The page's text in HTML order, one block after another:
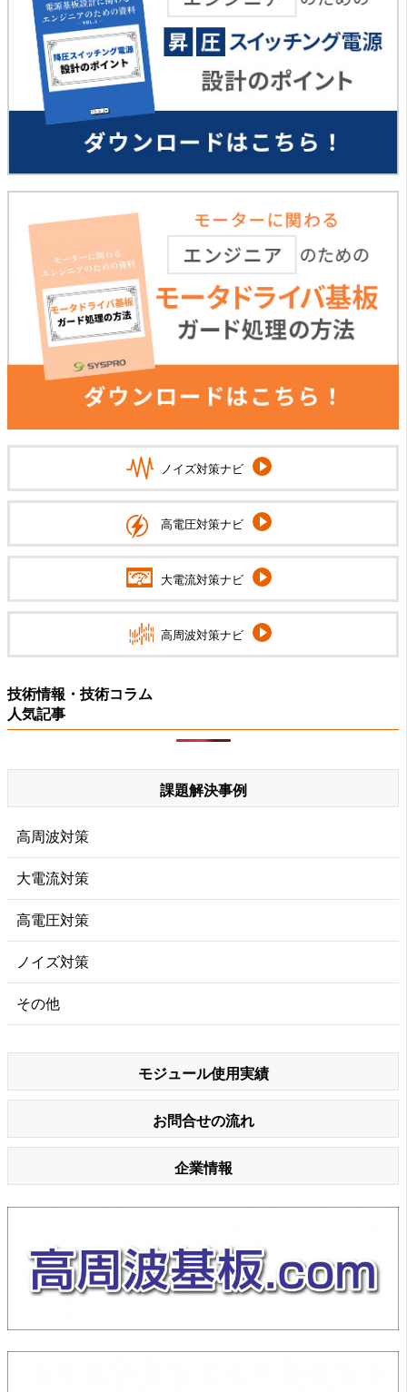
ノイズ対策ナビ
高電圧対策ナビ
大電流対策ナビ
高周波対策ナビ
技術情報・技術コラム
人気記事
課題解決事例
高周波対策
大電流対策
高電圧対策
ノイズ対策
その他
モジュール使用実績
お問合せの流れ
企業情報